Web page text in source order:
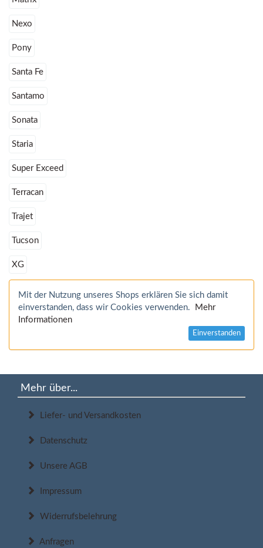
Nexo
Pony
Santa Fe
Santamo
Sonata
Staria
Super Exceed
Terracan
Trajet
Tucson
XG
Mit der Nutzung unseres Shops erklären Sie sich damit
einverstanden, dass wir Cookies verwenden.
Mehr
Informationen
Einverstanden
Mehr über...
Liefer- und Versandkosten
Datenschutz
Unsere AGB
Impressum
Widerrufsbelehrung
Anfragen